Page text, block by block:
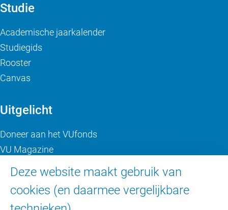
Deze website maakt gebruik van
cookies (en daarmee vergelijkbare
Studie
Academische jaarkalender
Studiegids
Rooster
Canvas
Uitgelicht
Doneer aan het VUfonds
VU Magazine